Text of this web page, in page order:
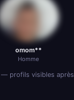
omom**
Homme
profils visibles